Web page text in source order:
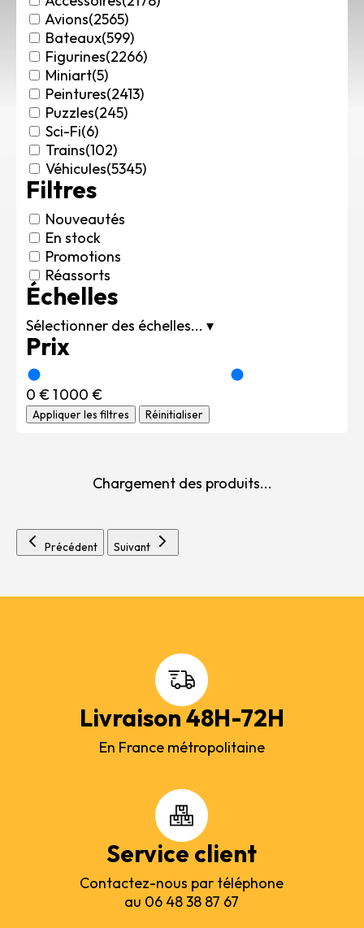
Rechercher des produits...
Mon panier 0
0,00€
Connexion / Inscription
Véhicules
Avions
Bateaux
Trains
Figurines
Accessoires
Puzzles
Carte cadeau
Maquette par marque
Avions(2565)
Bateaux(599)
Figurines(2266)
Miniart(5)
Peintures(2413)
Puzzles(245)
Sci-Fi(6)
Trains(102)
Véhicules(5345)
Filtres
Nouveautés
En stock
Promotions
Réassorts
Échelles
Sélectionner des échelles... ▾
Prix
0 €1 000 €
Appliquer les filtres Réinitialiser
Chargement des produits...
Précédent Suivant
Livraison 48H-72H
En France métropolitaine
Service client
Contactez-nous par téléphone
au 06 48 38 87 67